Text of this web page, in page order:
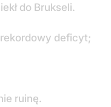
do Brukseli.
deficyt;
ruinę.